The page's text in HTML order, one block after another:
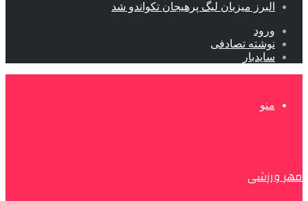
البرز میزبان لیگ پرهیجان تکواندو شد
ورود
نوشته تصادفی
سایدبار
منو
مهر ورزشی